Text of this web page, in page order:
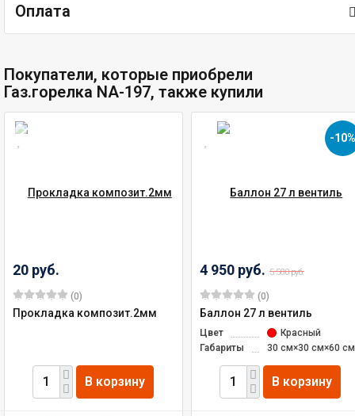
Оплата
Покупатели, которые приобрели
Газ.горелка NA-197, также купили
20 руб.
(0)
Прокладка композит.2мм
В корзину
-10%
4 950 руб. 5 500 руб.
(0)
Баллон 27 л вентиль
Цвет
Красный
Габариты
30 см×30 см×60 см
В корзину